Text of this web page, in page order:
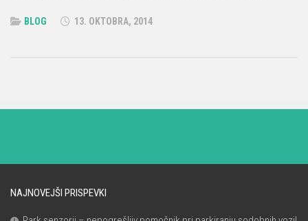
BLOG 13. OKTOBRA, 2014
NAJNOVEJŠI PRISPEVKI